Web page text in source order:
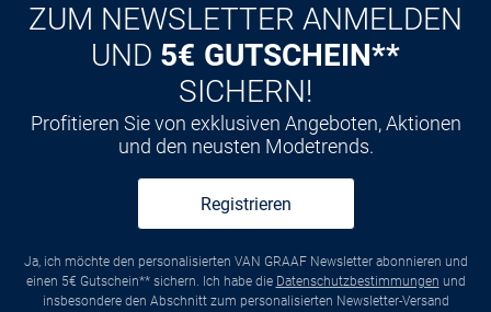
ZUM NEWSLETTER ANMELDEN
UND 5€ GUTSCHEIN**
SICHERN!
Profitieren Sie von exklusiven Angeboten, Aktionen
und den neusten Modetrends.
Registrieren
Ja, ich möchte den personalisierten VAN GRAAF Newsletter abonnieren und
einen 5€ Gutschein** sichern. Ich habe die Datenschutzbestimmungen und
insbesondere den Abschnitt zum personalisierten Newsletter-Versand